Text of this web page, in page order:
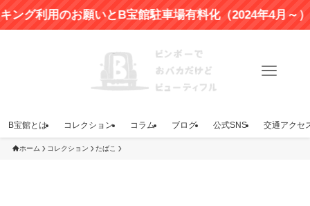
用のお願いとB宝館駐車場有料化（2024年4月～）のお
B宝館とは コレクション コラム ブログ 公式SNS 交通アクセ
ホーム コレクション たばこ